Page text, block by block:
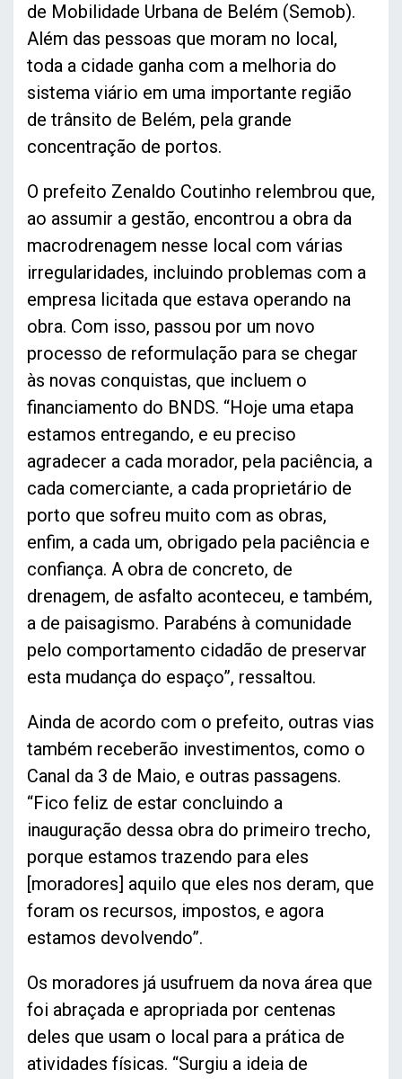
de Mobilidade Urbana de Belém (Semob).
Além das pessoas que moram no local,
toda a cidade ganha com a melhoria do
sistema viário em uma importante região
de trânsito de Belém, pela grande
concentração de portos.
O prefeito Zenaldo Coutinho relembrou que,
ao assumir a gestão, encontrou a obra da
macrodrenagem nesse local com várias
irregularidades, incluindo problemas com a
empresa licitada que estava operando na
obra. Com isso, passou por um novo
processo de reformulação para se chegar
às novas conquistas, que incluem o
financiamento do BNDS. “Hoje uma etapa
estamos entregando, e eu preciso
agradecer a cada morador, pela paciência, a
cada comerciante, a cada proprietário de
porto que sofreu muito com as obras,
enfim, a cada um, obrigado pela paciência e
confiança. A obra de concreto, de
drenagem, de asfalto aconteceu, e também,
a de paisagismo. Parabéns à comunidade
pelo comportamento cidadão de preservar
esta mudança do espaço”, ressaltou.
Ainda de acordo com o prefeito, outras vias
também receberão investimentos, como o
Canal da 3 de Maio, e outras passagens.
“Fico feliz de estar concluindo a
inauguração dessa obra do primeiro trecho,
porque estamos trazendo para eles
[moradores] aquilo que eles nos deram, que
foram os recursos, impostos, e agora
estamos devolvendo”.
Os moradores já usufruem da nova área que
foi abraçada e apropriada por centenas
deles que usam o local para a prática de
atividades físicas. “Surgiu a ideia de